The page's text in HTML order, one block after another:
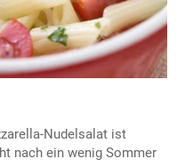
Nudelsalat ist
nach ein wenig Sommer